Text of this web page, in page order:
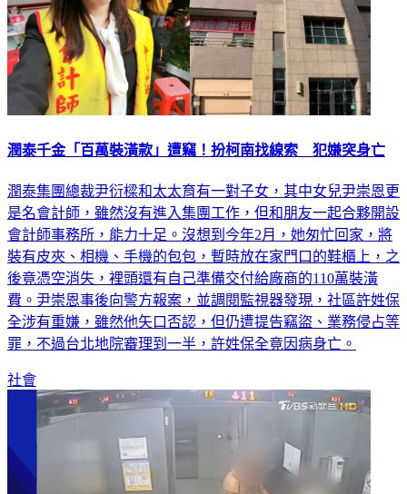
潤泰千金「百萬裝潢款」遭竊！扮柯南找線索 犯嫌突身亡
潤泰集團總裁尹衍樑和太太育有一對子女，其中女兒尹崇恩更
是名會計師，雖然沒有進入集團工作，但和朋友一起合夥開設
會計師事務所，能力十足。沒想到今年2月，她匆忙回家，將
裝有皮夾、相機、手機的包包，暫時放在家門口的鞋櫃上，之
後竟憑空消失，裡頭還有自己準備交付給廠商的110萬裝潢
費。尹崇恩事後向警方報案，並調閱監視器發現，社區許姓保
全涉有重嫌，雖然他矢口否認，但仍遭提告竊盜、業務侵占等
罪，不過台北地院審理到一半，許姓保全竟因病身亡。
社會